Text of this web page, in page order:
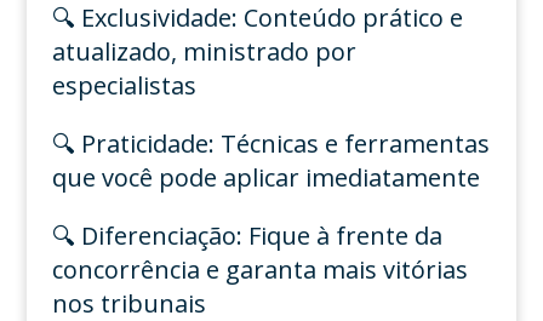
🔍 Exclusividade: Conteúdo prático e
atualizado, ministrado por
especialistas
🔍 Praticidade: Técnicas e ferramentas
que você pode aplicar imediatamente
🔍 Diferenciação: Fique à frente da
concorrência e garanta mais vitórias
nos tribunais